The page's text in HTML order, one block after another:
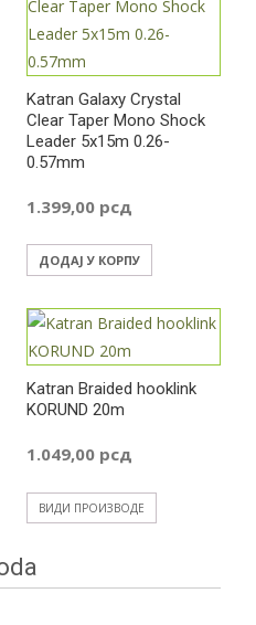
Katran Galaxy Crystal
Clear Taper Mono Shock
Leader 5x15m 0.26-
0.57mm
1.399,00 рсд
ДОДАЈ У КОРПУ
Katran Braided hooklink
KORUND 20m
1.049,00 рсд
ВИДИ ПРОИЗВОДЕ